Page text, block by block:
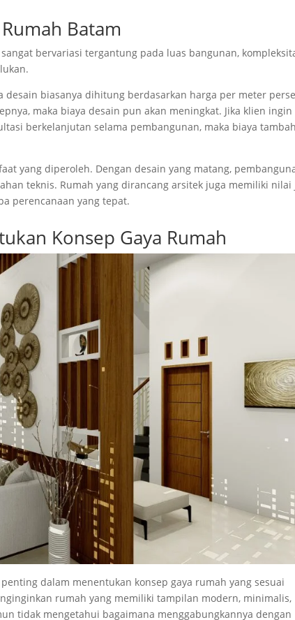
Batam
bervariasi tergantung pada luas bangunan,
biasanya dihitung berdasarkan harga per meter
maka biaya desain pun akan meningkat. Jika klien ingin
berkelanjutan selama pembangunan, maka biaya
yang diperoleh. Dengan desain yang matang,
teknis. Rumah yang dirancang arsitek juga memiliki nilai
perencanaan yang tepat.
Konsep Gaya Rumah
dalam menentukan konsep gaya rumah yang sesuai
rumah yang memiliki tampilan modern, minimalis,
tidak mengetahui bagaimana menggabungkannya dengan